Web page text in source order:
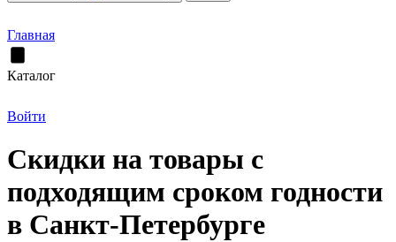
Главная
Каталог
Войти
Скидки на товары с
подходящим сроком годности
в Санкт-Петербурге